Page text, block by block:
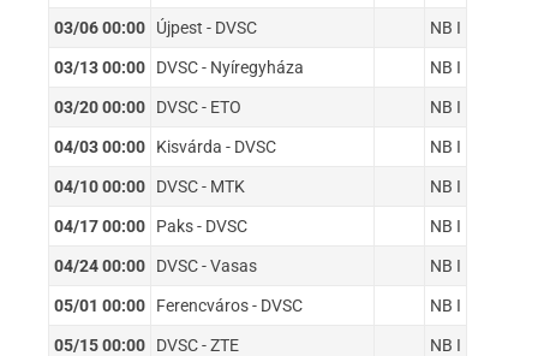
03/06 00:00 Újpest - DVSC NB I
03/13 00:00 DVSC - Nyíregyháza NB I
03/20 00:00 DVSC - ETO NB I
04/03 00:00 Kisvárda - DVSC NB I
04/10 00:00 DVSC - MTK NB I
04/17 00:00 Paks - DVSC NB I
04/24 00:00 DVSC - Vasas NB I
05/01 00:00 Ferencváros - DVSC NB I
05/15 00:00 DVSC - ZTE NB I